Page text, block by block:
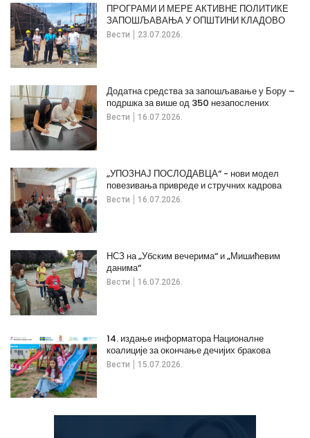
Вести 23.07.2026.
ПРОГРАМИ И МЕРЕ АКТИВНЕ ПОЛИТИКЕ
ЗАПОШЉАВАЊА У ОПШТИНИ КЛАДОВО
Вести 16.07.2026.
Додатна средства за запошљавање у Бору –
подршка за више од 350 незапослених
Вести 16.07.2026.
„УПОЗНАЈ ПОСЛОДАВЦА“ - нови модел
повезивања привреде и стручних кадрова
Вести 16.07.2026.
НСЗ на „Убским вечерима“ и „Мишићевим
данима“
Вести 15.07.2026.
14. издање информатора Националне
коалиције за окончање дечијих бракова